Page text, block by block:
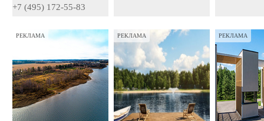
+7 (495) 172-55-83
РЕКЛАМА РЕКЛАМА РЕКЛАМА